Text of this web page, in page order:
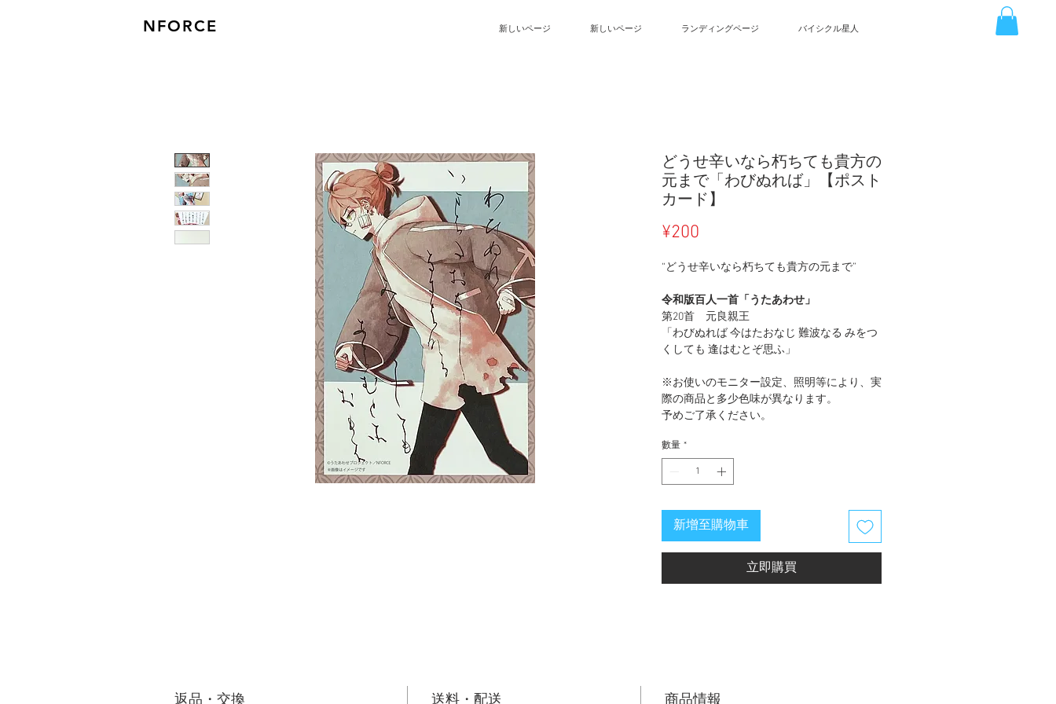
新しいページ 新しいページ ランディングページ バイシクル星人
NFORCE
どうせ辛いなら朽ちても貴方の
元まで「わびぬれば」【ポスト
カード】
¥200
“どうせ辛いなら朽ちても貴方の元まで”
令和版百人一首「うたあわせ」
第20首 元良親王
「わびぬれば 今はたおなじ 難波なる みをつ
くしても 逢はむとぞ思ふ」
※お使いのモニター設定、照明等により、実
際の商品と多少色味が異なります。
予めご了承ください。
數量 *
新增至購物車
立即購買
返品・交換 送料・配送 商品情報